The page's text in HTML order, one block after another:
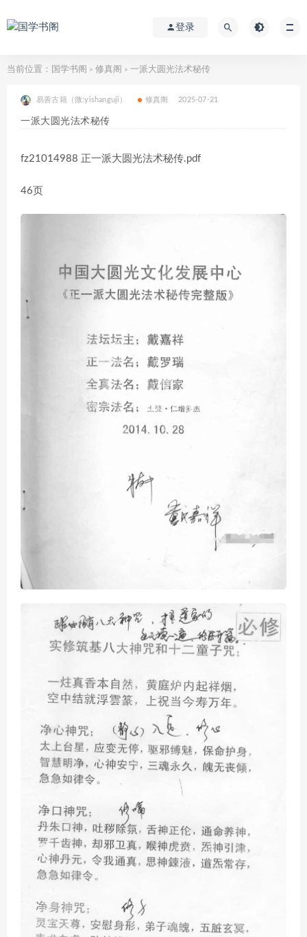
登录
当前位置： 国学书阁 > 修真阁 > 一派大圆光法术秘传
易善古籍（微:yishanguji） 修真阁 2025-07-21
一派大圆光法术秘传
fz21014988 正一派大圆光法术秘传.pdf
46页